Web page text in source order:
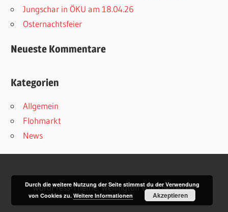
Jungschar in ÖKU am 18.04.26
Osternachtsfeier
Neueste Kommentare
Kategorien
Allgemein
Flohmarkt
News
WordPress-Theme: Wellington von ThemeZee.
Durch die weitere Nutzung der Seite stimmst du der Verwendung
von Cookies zu.Weitere Informationen Akzeptieren